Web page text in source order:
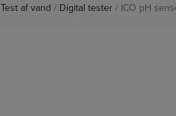
Test af vand / Digital tester / ICO pH